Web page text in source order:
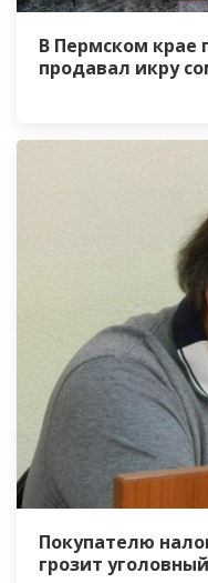
В Пермском крае
продавал икру
Покупателю
грозит